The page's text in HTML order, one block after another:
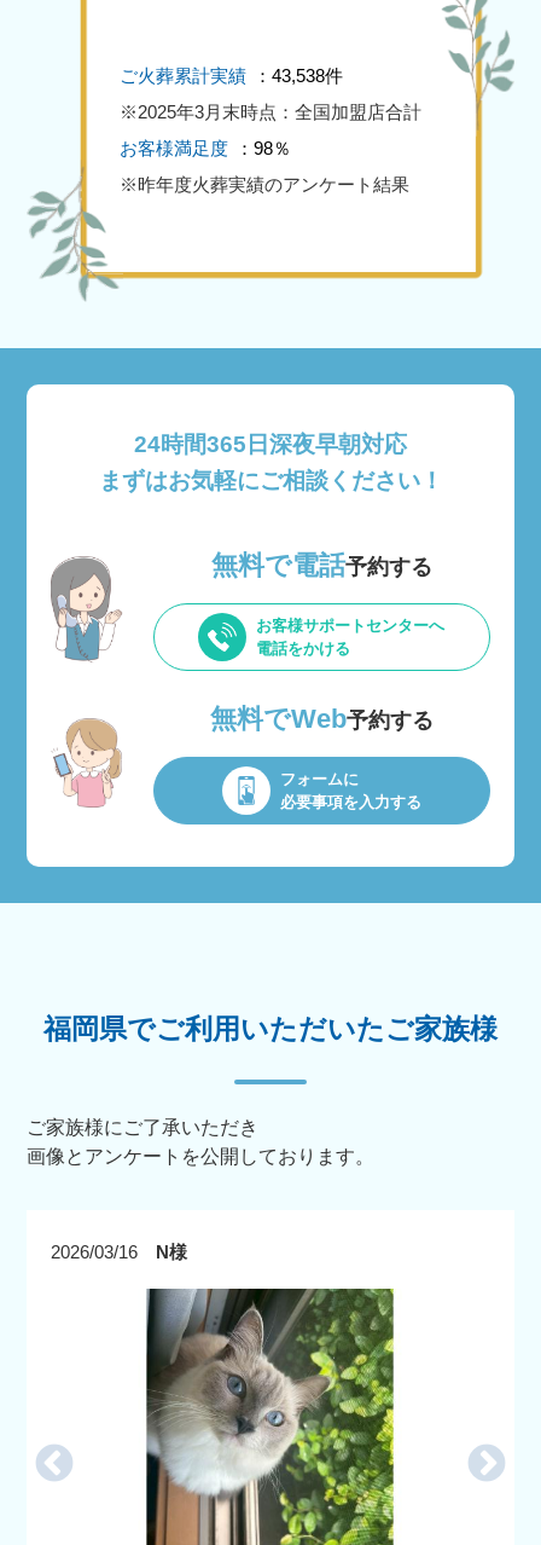
ご火葬累計実績
：43,538件
※2025年3月末時点：全国加盟店合計
お客様満足度
：98％
※昨年度火葬実績のアンケート結果
24時間365日深夜早朝対応
まずはお気軽にご相談ください！
無料で電話予約する
お客様サポートセンターへ
電話をかける
無料でWeb予約する
フォームに
必要事項を入力する
福岡県でご利用いただいたご家族様
ご家族様にご了承いただき
画像とアンケートを公開しております。
2026/03/16 N様